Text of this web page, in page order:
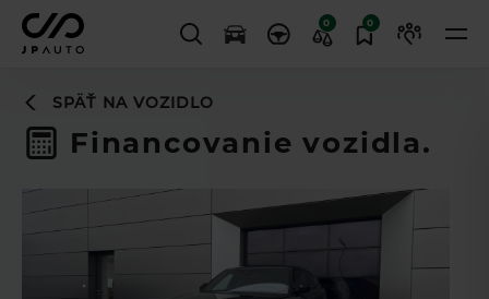
0 0
SPÄŤ NA VOZIDLO
Financovanie vozidla.